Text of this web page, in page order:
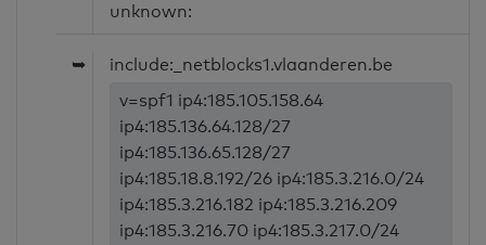
unknown:
➥
include:_netblocks1.vlaanderen.be
v=spf1 ip4:185.105.158.64
ip4:185.136.64.128/27
ip4:185.136.65.128/27
ip4:185.18.8.192/26 ip4:185.3.216.0/24
ip4:185.3.216.182 ip4:185.3.216.209
ip4:185.3.216.70 ip4:185.3.217.0/24